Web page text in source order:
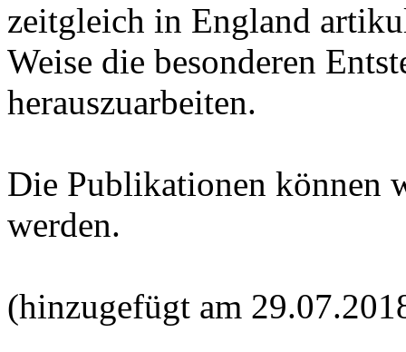
zeitgleich in England
Weise die besonderen
herauszuarbeiten.
Die Publikationen können
werden.
(hinzugefügt am